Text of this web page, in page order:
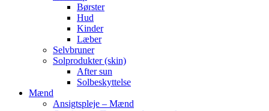
Børster
Hud
Kinder
Læber
Selvbruner
Solprodukter (skin)
After sun
Solbeskyttelse
Mænd
Ansigtspleje – Mænd